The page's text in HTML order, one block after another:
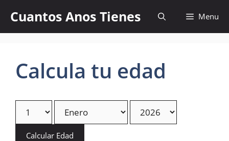
content
Cuantos Anos Tienes Menu
Calcula tu edad
Calcular Edad